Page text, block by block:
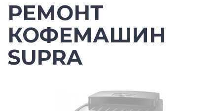
РЕМОНТ
КОФЕМАШИН
SUPRA